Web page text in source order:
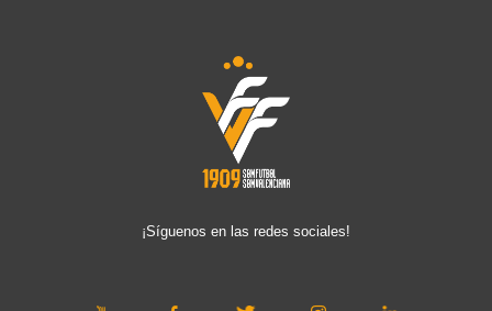
¡Síguenos en las redes sociales!